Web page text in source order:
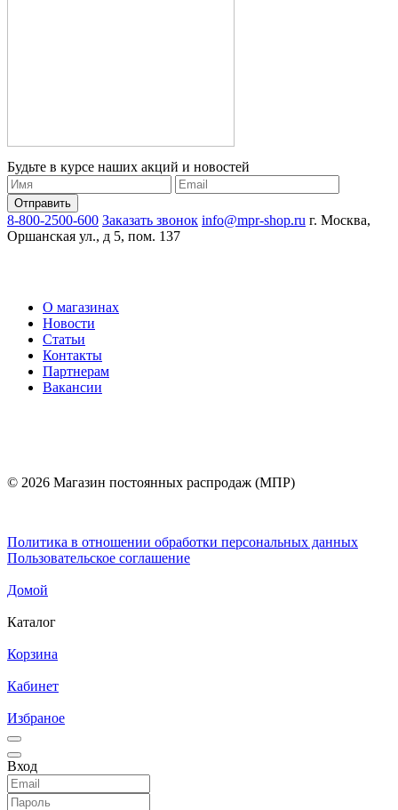
Будьте в курсе наших акций и новостей
8-800-2500-600 Заказать звонок info@mpr-shop.ru г. Москва,
Оршанская ул., д 5, пом. 137
О магазинах
Новости
Статьи
Контакты
Партнерам
Вакансии
© 2026 Магазин постоянных распродаж (МПР)
Политика в отношении обработки персональных данных
Пользовательское соглашение
Домой
Каталог
Корзина
Кабинет
Избраное
Вход